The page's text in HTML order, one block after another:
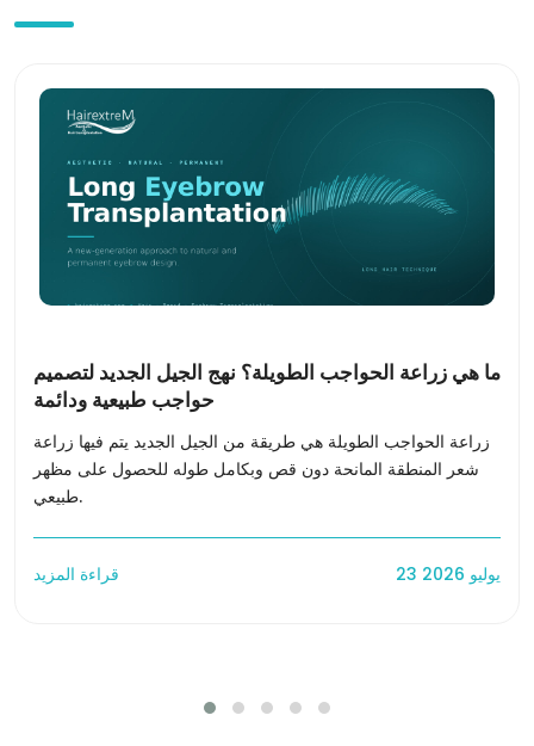
ما هي زراعة الحواجب الطويلة؟ نهج الجيل الجديد لتصميم
حواجب طبيعية ودائمة
زراعة الحواجب الطويلة هي طريقة من الجيل الجديد يتم فيها زراعة
شعر المنطقة المانحة دون قص وبكامل طوله للحصول على مظهر
طبيعي.
23 يوليو 2026